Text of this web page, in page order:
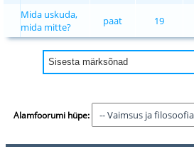
Mida uskuda,
mida mitte?
paat 19
Alamfoorumi hüpe: